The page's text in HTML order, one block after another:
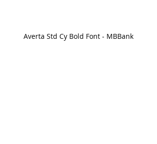
Averta Std Cy Bold Font - MBBank